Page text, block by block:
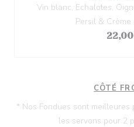
Vin blanc, Echalotes,
Persil &
CÔTÉ
* Nos Fondues sont meilleures
les servons pour 2